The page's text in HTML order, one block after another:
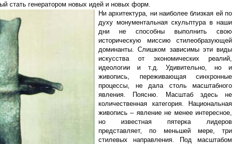
стать генератором новых идей и новых форм.
Ни архитектура, ни наиболее близкая ей по
духу монументальная скульптура в наши
дни не способны выполнить свою
историческую миссию стилеобразующей
доминанты. Слишком зависимы эти виды
искусства от экономических реалий,
идеологии и т.д. Удивительно, но и
живопись, переживающая синхронные
процессы, не дала столь масштабного
явления. Поясню. Масштаб здесь не
количественная категория. Национальная
живопись – явление не менее интересное,
но известная пятерка лидеров
представляет, по меньшей мере, три
стилевых направления. Под масштабом